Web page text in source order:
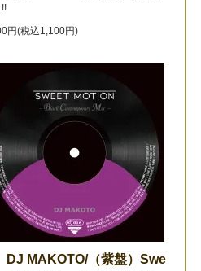
円(税込1,100円)
DJ MAKOTO/（紫盤）Swe